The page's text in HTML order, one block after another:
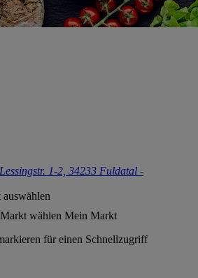
Lessingstr. 1-2, 34233 Fuldatal -
wählen Mein Markt
für einen Schnellzugriff